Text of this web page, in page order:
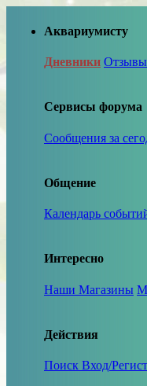
Аквариумисту
Дневники Отзывы
Сервисы форума
Сообщения за
Общение
Календарь
Интересно
Наши Магазины
Действия
Поиск Вход/